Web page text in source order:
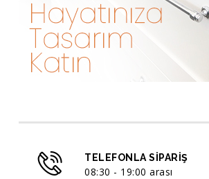
TELEFONLA SIPARIŞ
08:30 - 19:00 arası